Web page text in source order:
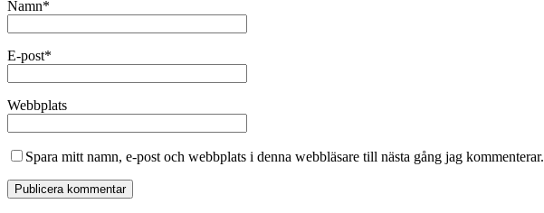
Namn*
E-post*
Webbplats
Spara mitt namn, e-post och webbplats i denna webbläsare till nästa gång jag kommenterar.